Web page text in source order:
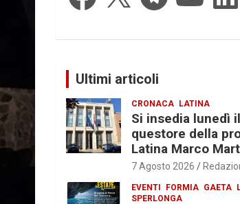
Ultimi articoli
CRONACA LATINA
Si insedia lunedì
questore della
Latina Marco
7 Agosto 2026
EVENTI FORMIA GAETA
SPERLONGA